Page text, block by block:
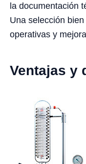
la documentación
Una selección
operativas y
Ventajas y